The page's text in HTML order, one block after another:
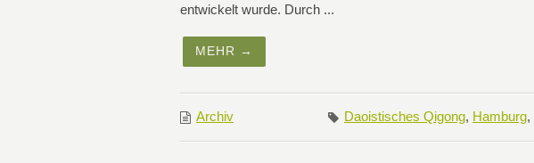
entwickelt wurde. Durch ...
MEHR →
Archiv Daoistisches Qigong, Hamburg,